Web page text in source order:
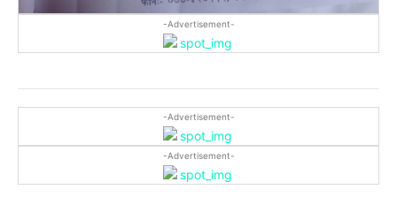
-Advertisement-
-Advertisement-
-Advertisement-